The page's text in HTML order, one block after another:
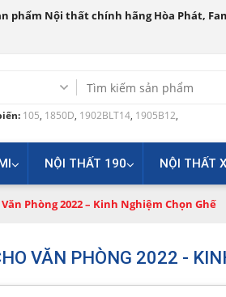
phẩm Nội thất chính hãng Hòa Phát,
for:
105, 1850D, 1902BLT14, 1905B12,
NỘI THẤT 190 NỘI THẤT
Phòng 2022 – Kinh Nghiệm Chọn Ghế
VĂN PHÒNG 2022 -